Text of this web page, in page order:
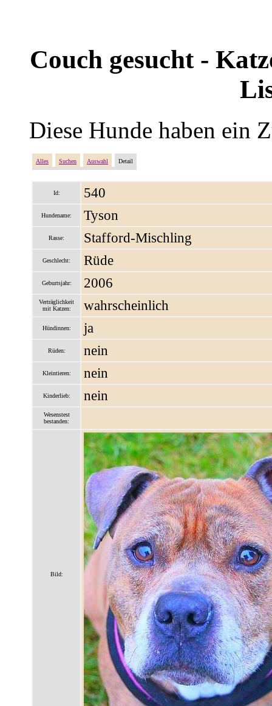
Couch gesucht -
Diese Hunde haben ein
Alles Suchen Auswahl Detail
Id: 540
Hundename: Tyson
Rasse: Stafford-Mischling
Geschlecht: Rüde
Geburtsjahr: 2006
Verträglichkeit
mit Katzen:
wahrscheinlich
Hündinnen: ja
Rüden: nein
Kleintieren: nein
Kinderlieb: nein
Wesenstest
bestanden:
Bild: